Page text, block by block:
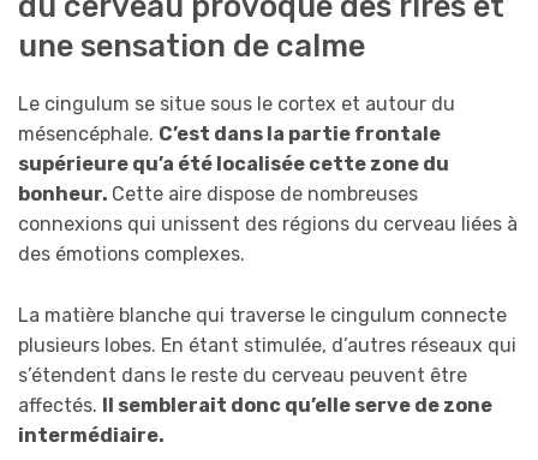
une sensation de calme
Le cingulum se situe sous le cortex et autour du
mésencéphale. C’est dans la partie frontale
supérieure qu’a été localisée cette zone du
bonheur. Cette aire dispose de nombreuses
connexions qui unissent des régions du cerveau liées à
des émotions complexes.
La matière blanche qui traverse le cingulum connecte
plusieurs lobes. En étant stimulée, d’autres réseaux qui
s’étendent dans le reste du cerveau peuvent être
affectés. Il semblerait donc qu’elle serve de zone
intermédiaire.